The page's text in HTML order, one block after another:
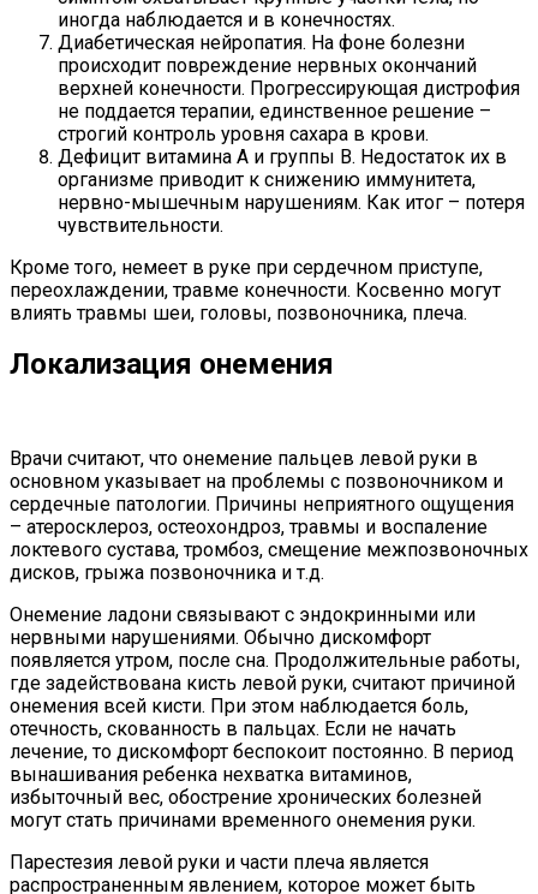
иногда наблюдается и в конечностях.
Диабетическая нейропатия. На фоне болезни
происходит повреждение нервных окончаний
верхней конечности. Прогрессирующая дистрофия
не поддается терапии, единственное решение –
строгий контроль уровня сахара в крови.
Дефицит витамина А и группы В. Недостаток их в
организме приводит к снижению иммунитета,
нервно-мышечным нарушениям. Как итог – потеря
чувствительности.
Кроме того, немеет в руке при сердечном приступе,
переохлаждении, травме конечности. Косвенно могут
влиять травмы шеи, головы, позвоночника, плеча.
Локализация онемения
Врачи считают, что онемение пальцев левой руки в
основном указывает на проблемы с позвоночником и
сердечные патологии. Причины неприятного ощущения
– атеросклероз, остеохондроз, травмы и воспаление
локтевого сустава, тромбоз, смещение межпозвоночных
дисков, грыжа позвоночника и т.д.
Онемение ладони связывают с эндокринными или
нервными нарушениями. Обычно дискомфорт
появляется утром, после сна. Продолжительные работы,
где задействована кисть левой руки, считают причиной
онемения всей кисти. При этом наблюдается боль,
отечность, скованность в пальцах. Если не начать
лечение, то дискомфорт беспокоит постоянно. В период
вынашивания ребенка нехватка витаминов,
избыточный вес, обострение хронических болезней
могут стать причинами временного онемения руки.
Парестезия левой руки и части плеча является
распространенным явлением, которое может быть